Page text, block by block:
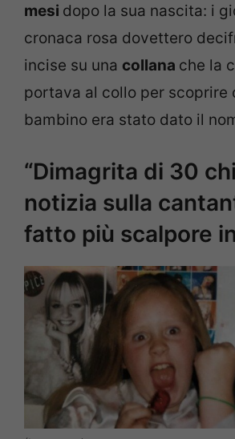
mesi dopo la sua nascita: i
cronaca rosa dovettero
incise su una collana che la
portava al collo per scoprire
bambino era stato dato il
“Dimagrita di 30
notizia sulla
fatto più scalpore